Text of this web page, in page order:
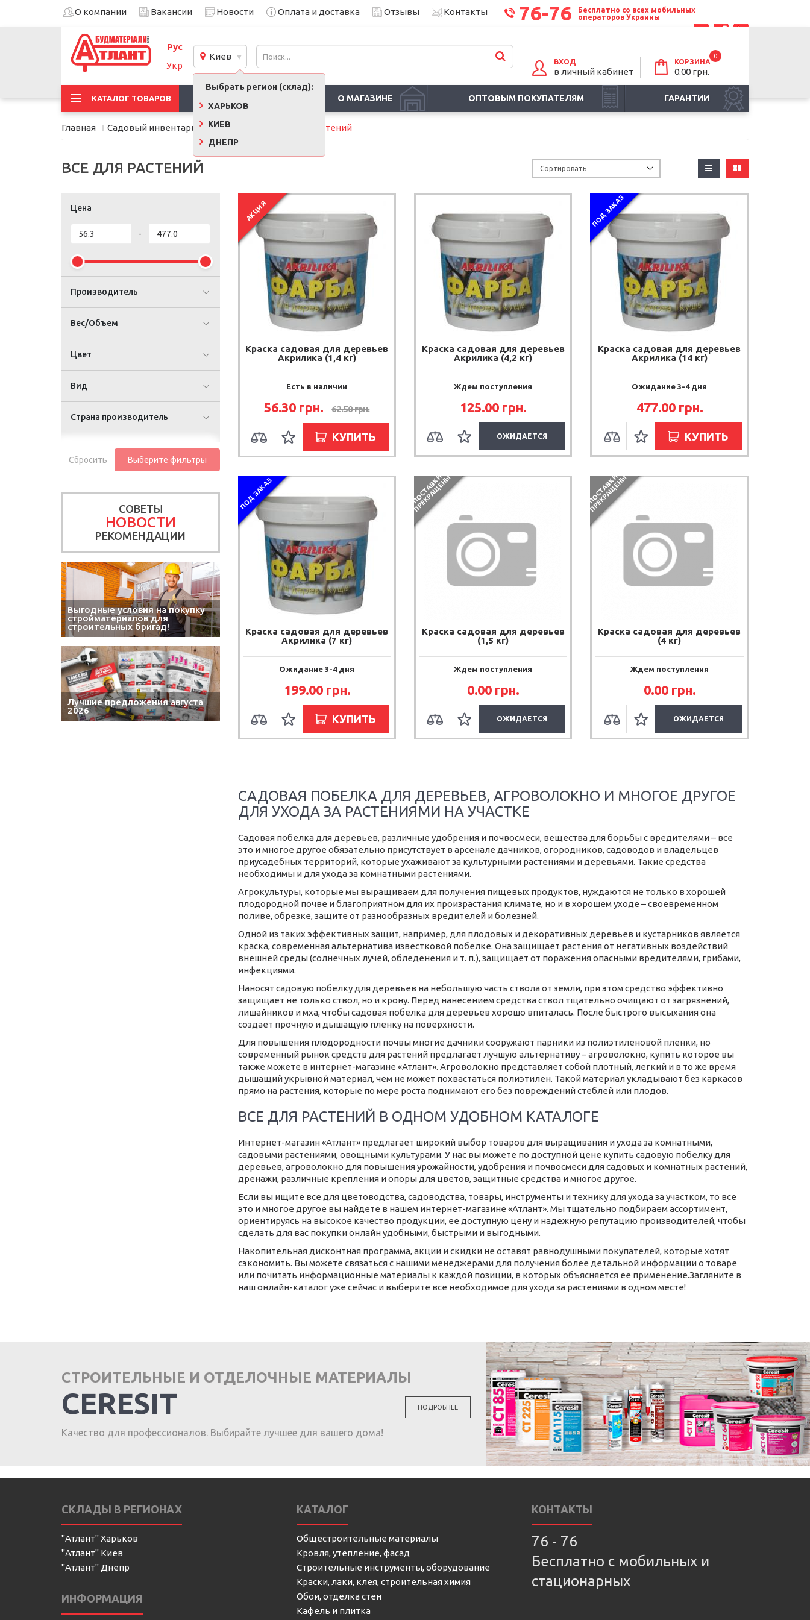
О компании Вакансии Новости Оплата и доставка Отзывы Контакты 76-76
Бесплатно со всех мобильных
операторов Украины
Рус
Укр
Киев
Выбрать регион (склад):
ХАРЬКОВ
КИЕВ
ДНЕПР
ВХОД
в личный кабинет
КОРЗИНА
0
0.00 грн.
КАТАЛОГ ТОВАРОВ О МАГАЗИНЕ ОПТОВЫМ ПОКУПАТЕЛЯМ ГАРАНТИИ
Главная Садовый инвентарь и инструменты Все для растений
ВСЕ ДЛЯ РАСТЕНИЙ
Цена
-
Производитель
Вес/Объем
Цвет
Вид
Страна производитель
Сбросить Выберите фильтры
СОВЕТЫ
НОВОСТИ
РЕКОМЕНДАЦИИ
Выгодные условия на покупку
стройматериалов для
строительных бригад!
Лучшие предложения августа
2026
АКЦИЯ
Краска садовая для деревьев
Акрилика (1,4 кг)
Есть в наличии
56.30 грн. 62.50 грн.
КУПИТЬ
Краска садовая для деревьев
Акрилика (4,2 кг)
Ждем поступления
125.00 грн.
ОЖИДАЕТСЯ
ПОД ЗАКАЗ
Краска садовая для деревьев
Акрилика (14 кг)
Ожидание 3-4 дня
477.00 грн.
КУПИТЬ
ПОД ЗАКАЗ
Краска садовая для деревьев
Акрилика (7 кг)
Ожидание 3-4 дня
199.00 грн.
КУПИТЬ
П
О
С
Т
А
В
К
И
П
Р
Е
К
Р
А
Щ
Е
Н
Ы
Краска садовая для деревьев
(1,5 кг)
Ждем поступления
0.00 грн.
ОЖИДАЕТСЯ
П
О
С
Т
А
В
К
И
П
Р
Е
К
Р
А
Щ
Е
Н
Ы
Краска садовая для деревьев
(4 кг)
Ждем поступления
0.00 грн.
ОЖИДАЕТСЯ
САДОВАЯ ПОБЕЛКА ДЛЯ ДЕРЕВЬЕВ, АГРОВОЛОКНО И МНОГОЕ ДРУГОЕ
ДЛЯ УХОДА ЗА РАСТЕНИЯМИ НА УЧАСТКЕ
Садовая побелка для деревьев, различные удобрения и почвосмеси, вещества для борьбы с вредителями – все
это и многое другое обязательно присутствует в арсенале дачников, огородников, садоводов и владельцев
приусадебных территорий, которые ухаживают за культурными растениями и деревьями. Такие средства
необходимы и для ухода за комнатными растениями.
Агрокультуры, которые мы выращиваем для получения пищевых продуктов, нуждаются не только в хорошей
плодородной почве и благоприятном для их произрастания климате, но и в хорошем уходе – своевременном
поливе, обрезке, защите от разнообразных вредителей и болезней.
Одной из таких эффективных защит, например, для плодовых и декоративных деревьев и кустарников является
краска, современная альтернатива известковой побелке. Она защищает растения от негативных воздействий
внешней среды (солнечных лучей, обледенения и т. п.), защищает от поражения опасными вредителями, грибами,
инфекциями.
Наносят садовую побелку для деревьев на небольшую часть ствола от земли, при этом средство эффективно
защищает не только ствол, но и крону. Перед нанесением средства ствол тщательно очищают от загрязнений,
лишайников и мха, чтобы садовая побелка для деревьев хорошо впиталась. После быстрого высыхания она
создает прочную и дышащую пленку на поверхности.
Для повышения плодородности почвы многие дачники сооружают парники из полиэтиленовой пленки, но
современный рынок средств для растений предлагает лучшую альтернативу – агроволокно, купить которое вы
также можете в интернет-магазине «Атлант». Агроволокно представляет собой плотный, легкий и в то же время
дышащий укрывной материал, чем не может похвастаться полиэтилен. Такой материал укладывают без каркасов
прямо на растения, которые по мере роста поднимают его без повреждений стеблей или плодов.
ВСЕ ДЛЯ РАСТЕНИЙ В ОДНОМ УДОБНОМ КАТАЛОГЕ
Интернет-магазин «Атлант» предлагает широкий выбор товаров для выращивания и ухода за комнатными,
садовыми растениями, овощными культурами. У нас вы можете по доступной цене купить садовую побелку для
деревьев, агроволокно для повышения урожайности, удобрения и почвосмеси для садовых и комнатных растений,
дренажи, различные крепления и опоры для цветов, защитные средства и многое другое.
Если вы ищите все для цветоводства, садоводства, товары, инструменты и технику для ухода за участком, то все
это и многое другое вы найдете в нашем интернет-магазине «Атлант». Мы тщательно подбираем ассортимент,
ориентируясь на высокое качество продукции, ее доступную цену и надежную репутацию производителей, чтобы
сделать для вас покупки онлайн удобными, быстрыми и выгодными.
Накопительная дисконтная программа, акции и скидки не оставят равнодушными покупателей, которые хотят
сэкономить. Вы можете связаться с нашими менеджерами для получения более детальной информации о товаре
или почитать информационные материалы к каждой позиции, в которых объясняется ее применение.Загляните в
наш онлайн-каталог уже сейчас и выберите все необходимое для ухода за растениями в одном месте!
СТРОИТЕЛЬНЫЕ И ОТДЕЛОЧНЫЕ МАТЕРИАЛЫ
CERESIT
Качество для профессионалов. Выбирайте лучшее для вашего дома!
ПОДРОБНЕЕ
СКЛАДЫ В РЕГИОНАХ
"Атлант" Харьков
"Атлант" Киев
"Атлант" Днепр
ИНФОРМАЦИЯ
КАТАЛОГ
Общестроительные материалы
Кровля, утепление, фасад
Строительные инструменты, оборудование
Краски, лаки, клея, строительная химия
Обои, отделка стен
Кафель и плитка
КОНТАКТЫ
76 - 76
Бесплатно с мобильных и
стационарных